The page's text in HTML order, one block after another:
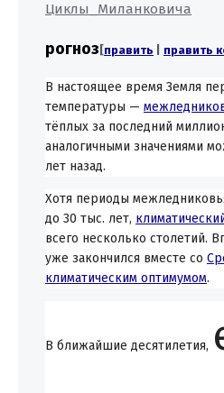
Циклы_Миланковича
рогноз [править править
В настоящее время Земля
температуры —
тёплых за последний
аналогичными значениями
лет назад.
Хотя периоды
до 30 тыс. лет,
всего несколько столетий.
уже закончился вместе со
климатическим оптимумом.
В ближайшие десятилетия,